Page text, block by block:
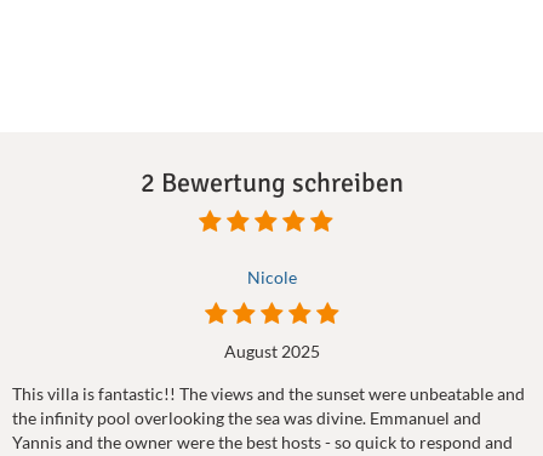
2 Bewertung schreiben
Nicole
August 2025
This villa is fantastic!! The views and the sunset were unbeatable and
the infinity pool overlooking the sea was divine. Emmanuel and
Yannis and the owner were the best hosts - so quick to respond and